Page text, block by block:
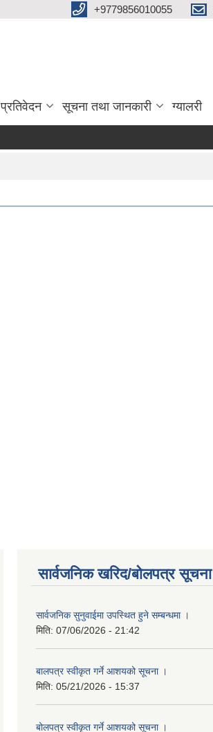
+9779856010055
प्रतिवेदन सूचना तथा जानकारी ग्यालरी
सार्वजनिक खरिद/बोलपत्र सूचना
सार्वजनिक सुनुवाईमा उपस्थित हुने सम्बन्धमा ।
मिति: 07/06/2026 - 21:42
बालपत्र स्वीकृत गर्ने आशयको सूचना ।
मिति: 05/21/2026 - 15:37
बोलपत्र स्वीकृत गर्ने आशयको सूचना ।